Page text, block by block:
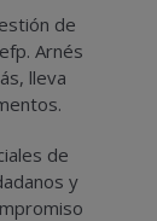
de
Arnés
lleva
de
y